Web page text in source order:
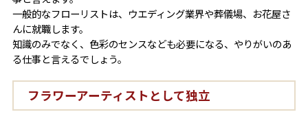
一般的なフローリストは、ウエディング業界や葬儀場、お花屋さ
んに就職します。
知識のみでなく、色彩のセンスなども必要になる、やりがいのあ
る仕事と言えるでしょう。
フラワーアーティストとして独立